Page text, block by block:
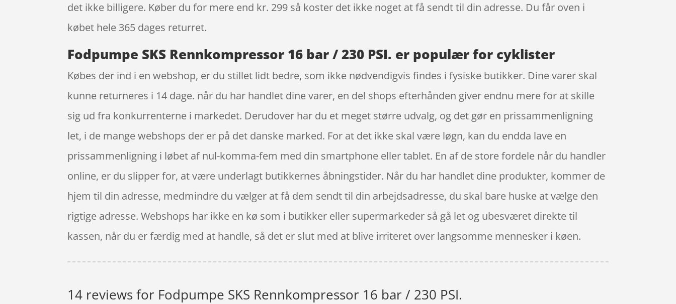
det ikke billigere. Køber du for mere end kr. 299 så koster det ikke noget at få sendt til din adresse. Du får oven i
købet hele 365 dages returret.
Fodpumpe SKS Rennkompressor 16 bar / 230 PSI. er populær for cyklister
Købes der ind i en webshop, er du stillet lidt bedre, som ikke nødvendigvis findes i fysiske butikker. Dine varer skal
kunne returneres i 14 dage. når du har handlet dine varer, en del shops efterhånden giver endnu mere for at skille
sig ud fra konkurrenterne i markedet. Derudover har du et meget større udvalg, og det gør en prissammenligning
let, i de mange webshops der er på det danske marked. For at det ikke skal være løgn, kan du endda lave en
prissammenligning i løbet af nul-komma-fem med din smartphone eller tablet. En af de store fordele når du handler
online, er du slipper for, at være underlagt butikkernes åbningstider. Når du har handlet dine produkter, kommer de
hjem til din adresse, medmindre du vælger at få dem sendt til din arbejdsadresse, du skal bare huske at vælge den
rigtige adresse. Webshops har ikke en kø som i butikker eller supermarkeder så gå let og ubesværet direkte til
kassen, når du er færdig med at handle, så det er slut med at blive irriteret over langsomme mennesker i køen.
14 reviews for Fodpumpe SKS Rennkompressor 16 bar / 230 PSI.